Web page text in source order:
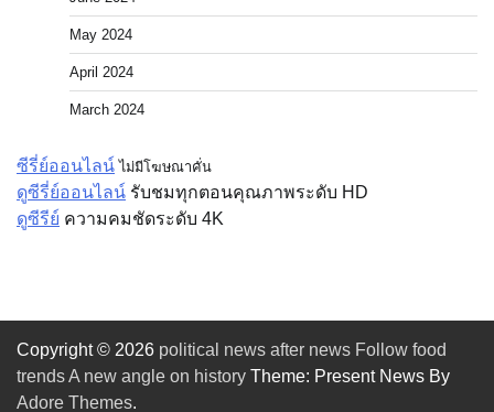
May 2024
April 2024
March 2024
ซีรี่ย์ออนไลน์ ไม่มีโฆษณาคั่น
ดูซีรี่ย์ออนไลน์ รับชมทุกตอนคุณภาพระดับ HD
ดูซีรีย์ ความคมชัดระดับ 4K
Copyright © 2026 political news after news Follow food
trends A new angle on history Theme: Present News By
Adore Themes.